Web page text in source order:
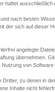
haftet
nach besten
der sich auf dieser
angelegte
übernehmen.
von
zu denen in
Inhalte nicht